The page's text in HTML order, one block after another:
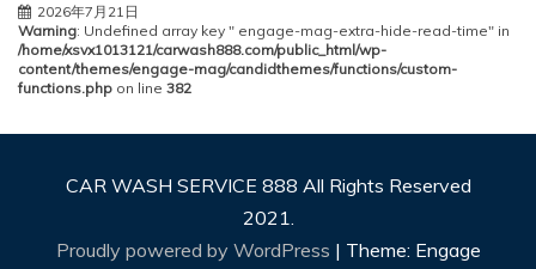
2026年7月21日
Warning: Undefined array key " engage-mag-extra-hide-read-time" in
/home/xsvx1013121/carwash888.com/public_html/wp-
content/themes/engage-mag/candidthemes/functions/custom-
functions.php on line 382
CAR WASH SERVICE 888 All Rights Reserved
2021.
Proudly powered by WordPress | Theme: Engage